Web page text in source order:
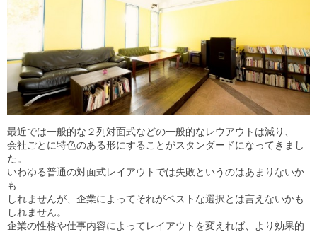
最近では一般的な２列対面式などの一般的なレウアウトは減り、
会社ごとに特色のある形にすることがスタンダードになってきまし
た。
いわゆる普通の対面式レイアウトでは失敗というのはあまりないか
も
しれませんが、企業によってそれがベストな選択とは言えないかも
しれません。
企業の性格や仕事内容によってレイアウトを変えれば、より効果的